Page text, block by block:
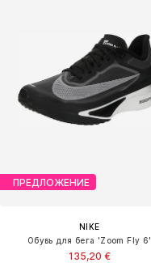
ПРЕДЛОЖЕНИЕ
NIKE
Обувь для бега 'Zoom Fly 6'
135,20 €